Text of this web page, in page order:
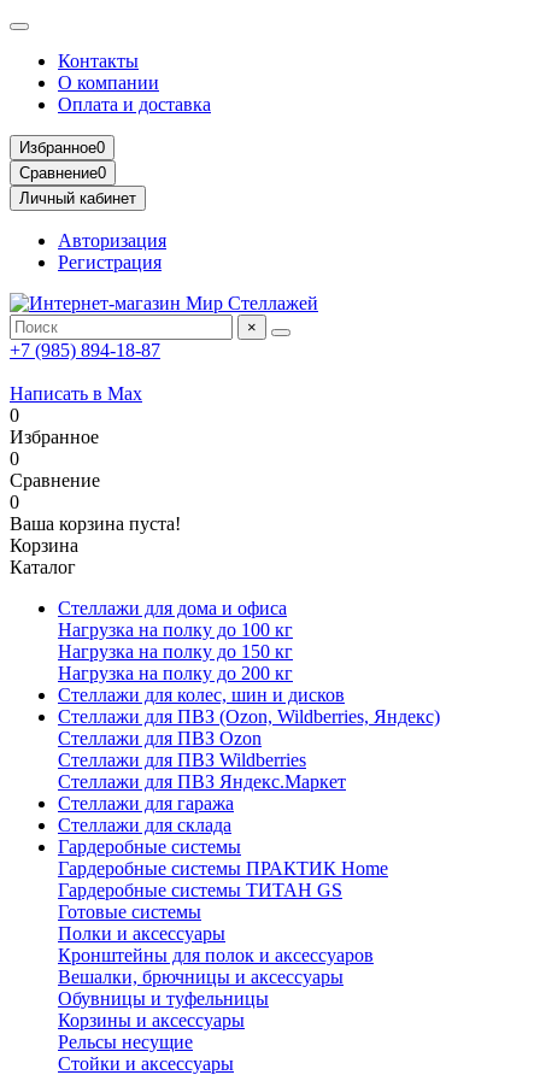
Контакты
О компании
Оплата и доставка
Избранное0
Сравнение0
Личный кабинет
Авторизация
Регистрация
×
+7 (985) 894-18-87
Написать в Max
0
Избранное
0
Сравнение
0
Ваша корзина пуста!
Корзина
Каталог
Стеллажи для дома и офиса
Нагрузка на полку до 100 кг
Нагрузка на полку до 150 кг
Нагрузка на полку до 200 кг
Стеллажи для колес, шин и дисков
Стеллажи для ПВЗ (Ozon, Wildberries, Яндекс)
Стеллажи для ПВЗ Ozon
Стеллажи для ПВЗ Wildberries
Стеллажи для ПВЗ Яндекс.Маркет
Стеллажи для гаража
Стеллажи для склада
Гардеробные системы
Гардеробные системы ПРАКТИК Home
Гардеробные системы ТИТАН GS
Готовые системы
Полки и аксессуары
Кронштейны для полок и аксессуаров
Вешалки, брючницы и аксессуары
Обувницы и туфельницы
Корзины и аксессуары
Рельсы несущие
Стойки и аксессуары